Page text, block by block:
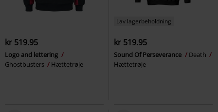
kr 519.95
Logo and lettering
Ghostbusters
Hættetrøje
Lav lagerbeholdning
kr 519.95
Sound Of Perseverance
Death
Hættetrøje